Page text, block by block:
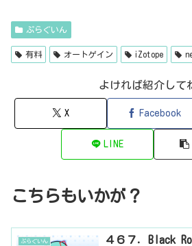
ップ...
ぷらぐいん
有料 オートゲイン iZotope
よければ紹介して
X Facebook
LINE
こちらもいかが？
ぷらぐいん
４６７．Black